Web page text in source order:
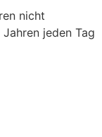
nicht
jeden Tag